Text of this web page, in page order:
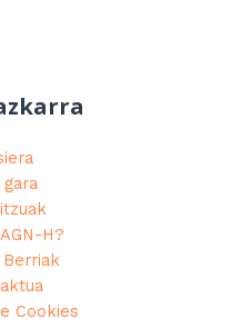
H?
Cookies